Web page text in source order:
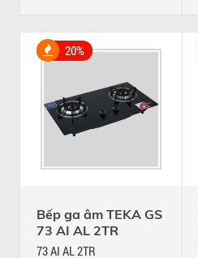
20%
Bếp ga âm TEKA GS
73 AI AL 2TR
73 AI AL 2TR